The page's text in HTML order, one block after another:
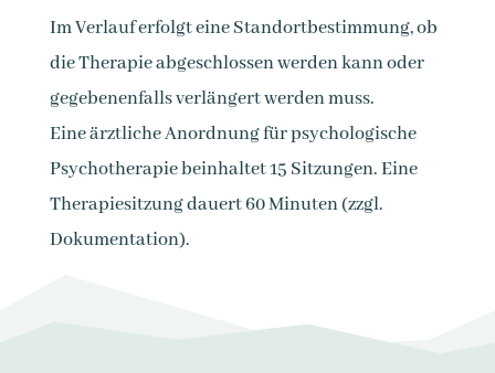
Im Verlauf erfolgt eine Standortbestimmung, ob
die Therapie abgeschlossen werden kann oder
gegebenenfalls verlängert werden muss.
Eine ärztliche Anordnung für psychologische
Psychotherapie beinhaltet 15 Sitzungen. Eine
Therapiesitzung dauert 60 Minuten (zzgl.
Dokumentation).